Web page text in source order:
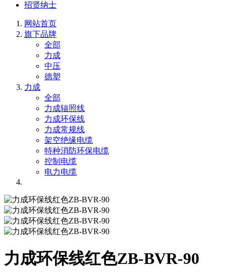
招贤纳士
网站首页
旗下品牌
全部
力成
中压
德塑
力成
全部
力成辐照线
力成环保线
力成常规线
架空绝缘电缆
特种消防环保电缆
控制电缆
电力电缆
力成环保线红色ZB-BVR-90